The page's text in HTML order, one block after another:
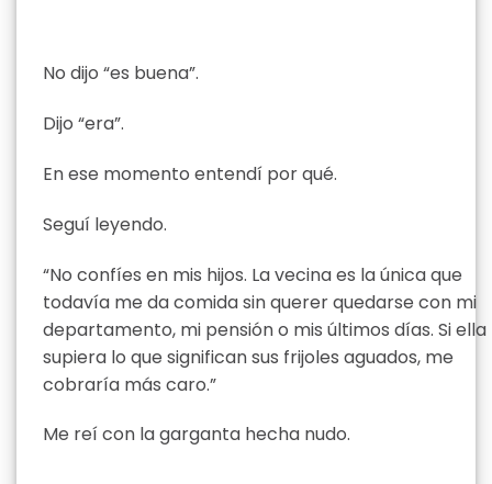
No dijo “es buena”.
Dijo “era”.
En ese momento entendí por qué.
Seguí leyendo.
“No confíes en mis hijos. La vecina es la única que
todavía me da comida sin querer quedarse con mi
departamento, mi pensión o mis últimos días. Si ella
supiera lo que significan sus frijoles aguados, me
cobraría más caro.”
Me reí con la garganta hecha nudo.